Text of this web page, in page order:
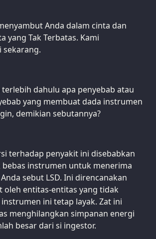
Anda dalam cinta dan
yang Tak Terbatas. Kami
sekarang.
dahulu apa penyebab atau
yang membuat dada instrumen
demikian sebutannya?
terhadap penyakit ini disebabkan
bebas instrumen untuk menerima
sebut LSD. Ini direncanakan
oleh entitas-entitas yang tidak
ini tetap layak. Zat ini
menghilangkan simpanan energi
besar dari si ingestor.